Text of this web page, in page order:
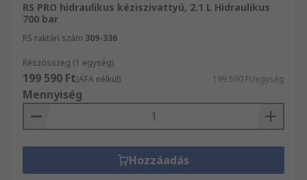
RS PRO hidraulikus kéziszivattyú, 2.1 L Hidraulikus
700 bar
RS raktári szám 309-336
Részösszeg (1 egység)
199 590 Ft(ÁFA nélkül) 199 590 Ft/egység
Mennyiség
Hozzáadás